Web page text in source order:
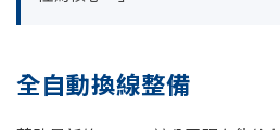
全自動換線整備